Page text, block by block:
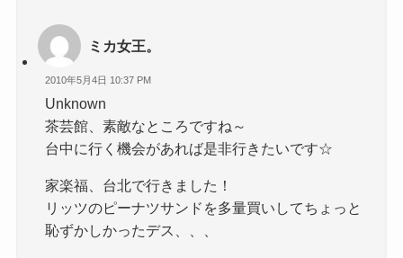
ミカ女王。
2010年5月4日 10:37 PM
Unknown
茶芸館、素敵なところですね～
台中に行く機会があれば是非行きたいです☆
家楽福、台北で行きました！
リッツのピーナツサンドを多量買いしてちょっと
恥ずかしかったデス、、、